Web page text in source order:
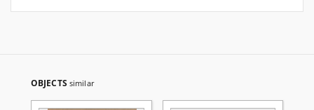
OBJECTS similar